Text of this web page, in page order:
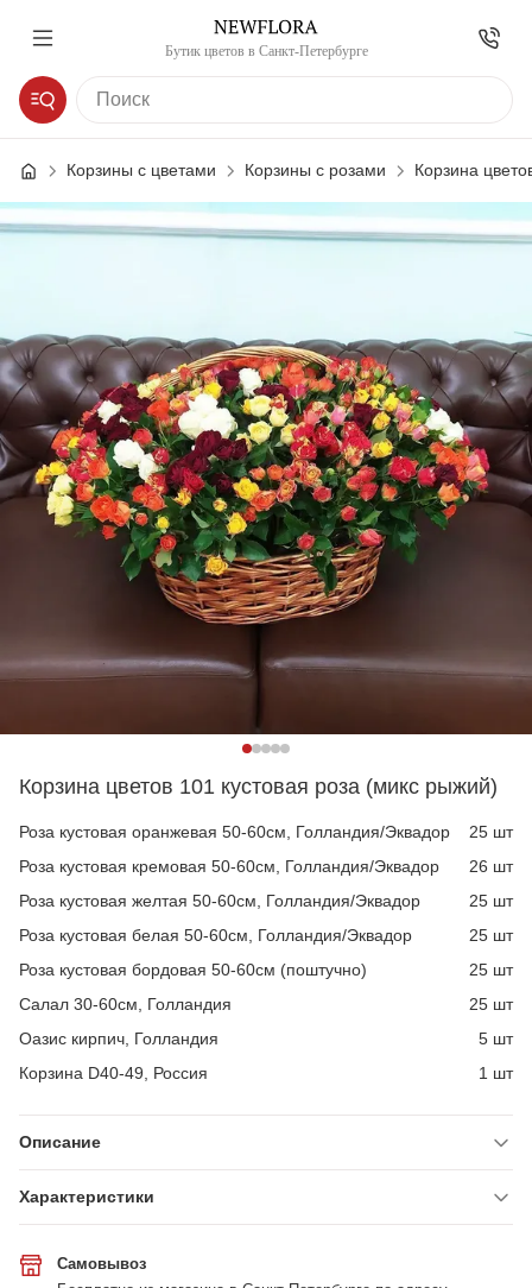
Бутик цветов в Санкт-Петербурге
Корзины с цветами Корзины с розами Корзина
Корзина цветов 101 кустовая роза (микс рыжий)
Роза кустовая оранжевая 50-60см, Голландия/Эквадор
25 шт
Роза кустовая кремовая 50-60см, Голландия/Эквадор
26 шт
Роза кустовая желтая 50-60см, Голландия/Эквадор
25 шт
Роза кустовая белая 50-60см, Голландия/Эквадор
25 шт
Роза кустовая бордовая 50-60см (поштучно)
25 шт
Салал 30-60см, Голландия
25 шт
Оазис кирпич, Голландия
5 шт
Корзина D40-49, Россия
1 шт
Описание
Характеристики
Самовывоз